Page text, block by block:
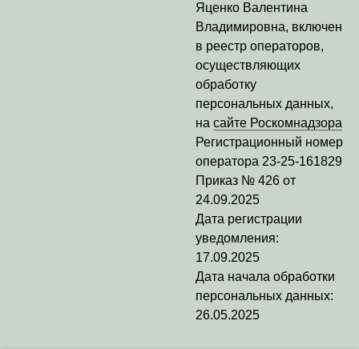
Яценко Валентина
Владимировна, включен
в реестр операторов,
осуществляющих
обработку
персональных данных,
на сайте Роскомнадзора
Регистрационный номер
оператора 23-25-161829
Приказ № 426 от
24.09.2025
Дата регистрации
уведомления:
17.09.2025
Дата начала обработки
персональных данных:
26.05.2025